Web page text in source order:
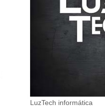
LuzTech informática